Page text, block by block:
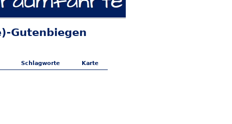
Gutenbiegen
Schlagworte Karte